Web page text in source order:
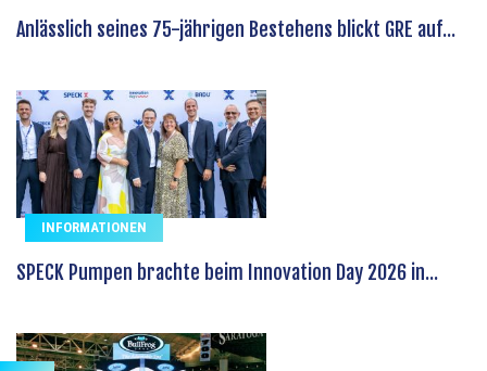
Anlässlich seines 75-jährigen Bestehens blickt GRE auf...
INFORMATIONEN
SPECK Pumpen brachte beim Innovation Day 2026 in...